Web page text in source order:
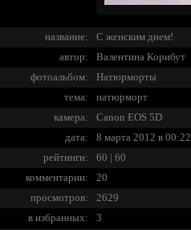
название:
С женским днем!
автор:
Валентина Корибут
фотоальбом:
Натюрморты
тема:
натюрморт
камера:
Canon EOS 5D
дата:
8 марта 2012 в 00:22
рейтинги:
60 | 60
комментарии:
20
просмотров:
2629
в избранных:
3